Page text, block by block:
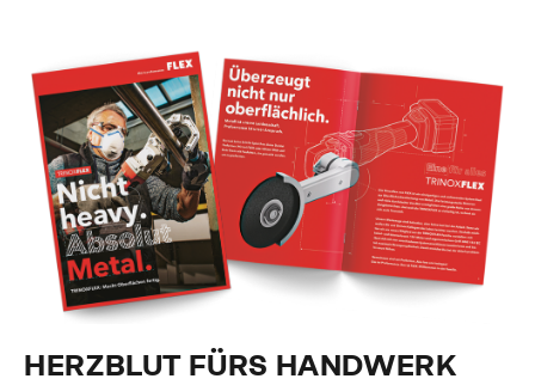
HERZBLUT FÜRS HANDWERK